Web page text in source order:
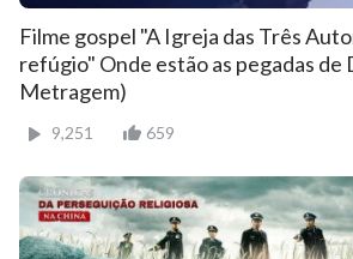
Filme gospel "A Igreja das Três
refúgio" Onde estão as pegadas de
Metragem)
9,251 659